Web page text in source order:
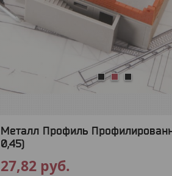
Металл Профиль
0,45)
27,82 руб.